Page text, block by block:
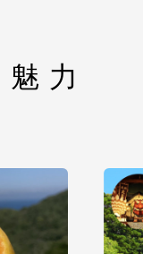
魅力